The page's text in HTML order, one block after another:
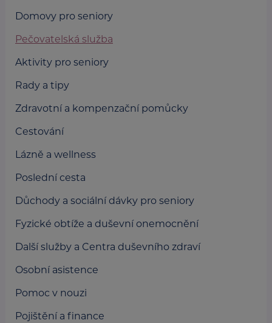
Domovy pro seniory
Pečovatelská služba
Aktivity pro seniory
Rady a tipy
Zdravotní a kompenzační pomůcky
Cestování
Lázně a wellness
Poslední cesta
Důchody a sociální dávky pro seniory
Fyzické obtíže a duševní onemocnění
Další služby a Centra duševního zdraví
Osobní asistence
Pomoc v nouzi
Pojištění a finance